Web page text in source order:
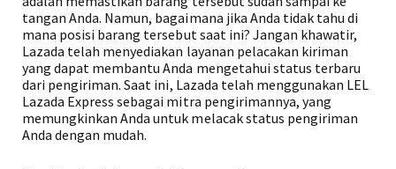
tangan Anda. Namun, bagaimana jika Anda tidak tahu di
mana posisi barang tersebut saat ini? Jangan khawatir,
Lazada telah menyediakan layanan pelacakan kiriman
yang dapat membantu Anda mengetahui status terbaru
dari pengiriman. Saat ini, Lazada telah menggunakan LEL
Lazada Express sebagai mitra pengirimannya, yang
memungkinkan Anda untuk melacak status pengiriman
Anda dengan mudah.